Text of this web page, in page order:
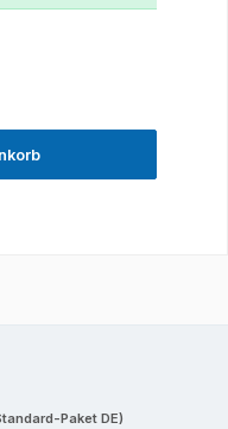
Paket DE)